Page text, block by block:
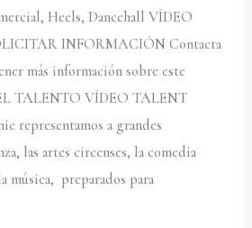
Heels, Dancehall VÍDEO
INFORMACIÓN Contacta
más información sobre este
TALENTO VÍDEO TALENT
representamos a grandes
las artes circenses, la comedia
música, preparados para